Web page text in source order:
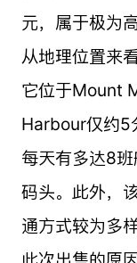
元，属于极为
从地理位置来
它位于Mount
Harbour仅约5
每天有多达8
码头。此外，
通方式较为多样